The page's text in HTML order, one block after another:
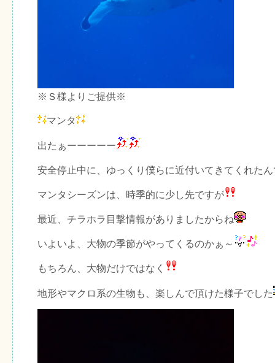
※Ｓ様よりご提供※
マンタ
出たぁーーーーー
安全停止中に、ゆっくり僕らに近付いてきてくれた
マンタシーズンは、時季的に少し先ですが
最近、チラホラ目撃情報がありましたからね
いよいよ、大物の季節がやってくるのかぁ～
もちろん、大物だけではなく
地形やマクロ系の生物も、楽しんで頂けた様子でした